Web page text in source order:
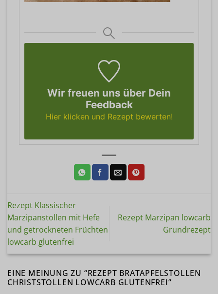
Wir freuen uns über Dein
Feedback
Hier klicken und Rezept bewerten!
Rezept Klassischer
Marzipanstollen mit Hefe
und getrockneten Früchten
lowcarb glutenfrei
Rezept Marzipan lowcarb
Grundrezept
EINE MEINUNG ZU “REZEPT BRATAPFELSTOLLEN
CHRISTSTOLLEN LOWCARB GLUTENFREI”